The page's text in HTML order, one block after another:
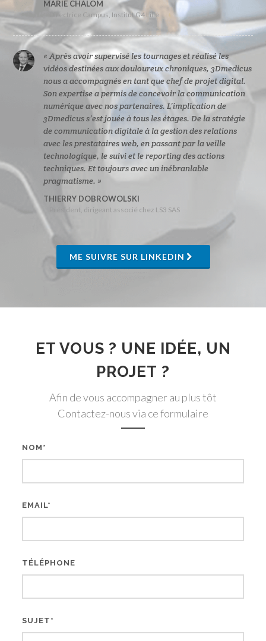
MARIE CHALOM
Directrice Campus, Institut G4 Lille
« Après avoir supervisé les tournages et réalisé les
vidéos destinées aux douloureux chroniques, 3Dmedicus
nous a accompagnés en tant que chef de projet digital.
Son expertise a permis de concevoir la communication
numérique avec nos partenaires. L’implication de
3Dmedicus s’est jouée à tous les étages. De la stratégie
de communication digitale à la gestion des relations
avec les prestataires web, en passant par la veille
technologique, le suivi et le reporting des actions
techniques. Et toujours avec un inébranlable
pragmatisme. »
THIERRY DOBROWOLSKI
Président, dirigeant associé chez LS3 SAS
ME SUIVRE SUR LINKEDIN
ET VOUS ? UNE IDÉE, UN
PROJET ?
Afin de vous accompagner au plus tôt
Contactez-nous via ce formulaire
NOM*
EMAIL*
TÉLÉPHONE
SUJET*